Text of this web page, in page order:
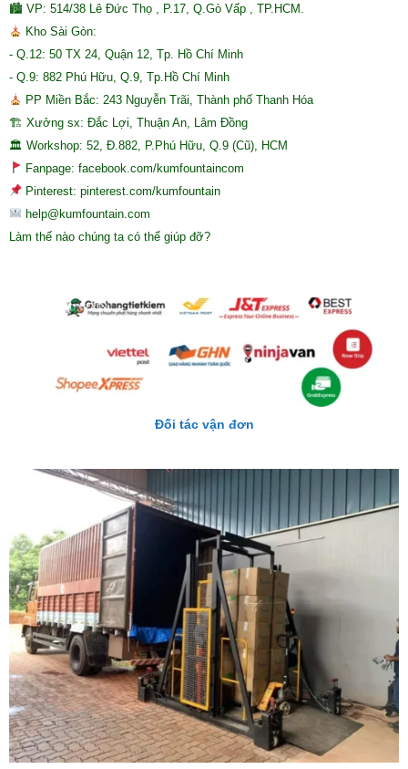
🏙 VP: 514/38 Lê Đức Thọ , P.17, Q.Gò Vấp , TP.HCM.
Kho Sài Gòn:
- Q.12: 50 TX 24, Quận 12, Tp. Hồ Chí Minh
- Q.9: 882 Phú Hữu, Q.9, Tp.Hồ Chí Minh
PP Miền Bắc: 243 Nguyễn Trãi, Thành phố Thanh Hóa
🏗 Xưởng sx: Đắc Lợi, Thuận An, Lâm Đồng
🏛 Workshop: 52, Đ.882, P.Phú Hữu, Q.9 (Cũ), HCM
Fanpage: facebook.com/kumfountaincom
Pinterest: pinterest.com/kumfountain
help@kumfountain.com
Làm thế nào chúng ta có thể giúp đỡ?
Đối tác vận đơn